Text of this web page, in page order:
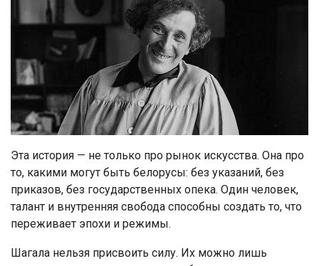
Эта история — не только про рынок искусства. Она про
то, какими могут быть белорусы: без указаний, без
приказов, без государственных опека. Один человек,
талант и внутренняя свобода способны создать то, что
переживает эпохи и режимы.
Шагала нельзя присвоить силу. Их можно лишь